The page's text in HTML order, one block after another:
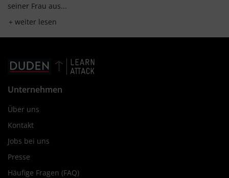
seiner Frau aus...
weiter lesen
Unternehmen
Über uns
Kontakt
Jobs bei uns
Presse
Häufige Fragen (FAQ)